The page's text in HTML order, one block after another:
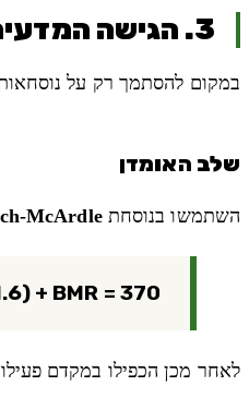
3. הגישה המדעית: איך מחשבים באמת?
במקום להסתמך רק על
שלב האומדן
השתמשו בנוסחתMcArdle
BMR = 370 + (21.6 × מסת גוף רזה בק"ג)
לאחר מכן הכפילו במקדם פעילות (1.2 ליושבניים, 1.55 לפעילים